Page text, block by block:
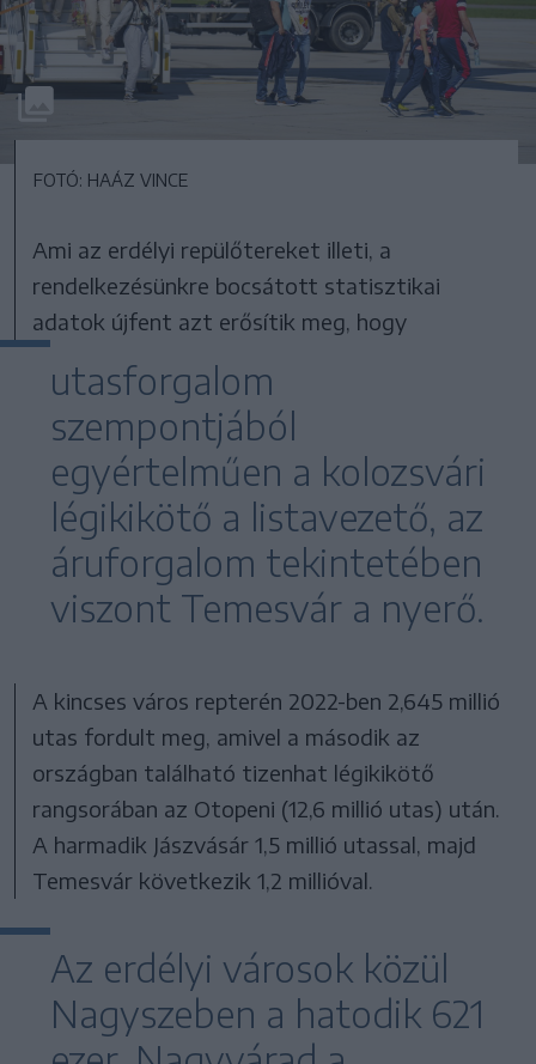
FOTÓ: HAÁZ VINCE
Ami az erdélyi repülőtereket illeti, a
rendelkezésünkre bocsátott statisztikai
adatok újfent azt erősítik meg, hogy
utasforgalom
szempontjából
egyértelműen a kolozsvári
légikikötő a listavezető, az
áruforgalom tekintetében
viszont Temesvár a nyerő.
A kincses város repterén 2022-ben 2,645 millió
utas fordult meg, amivel a második az
országban található tizenhat légikikötő
rangsorában az Otopeni (12,6 millió utas) után.
A harmadik Jászvásár 1,5 millió utassal, majd
Temesvár következik 1,2 millióval.
Az erdélyi városok közül
Nagyszeben a hatodik 621